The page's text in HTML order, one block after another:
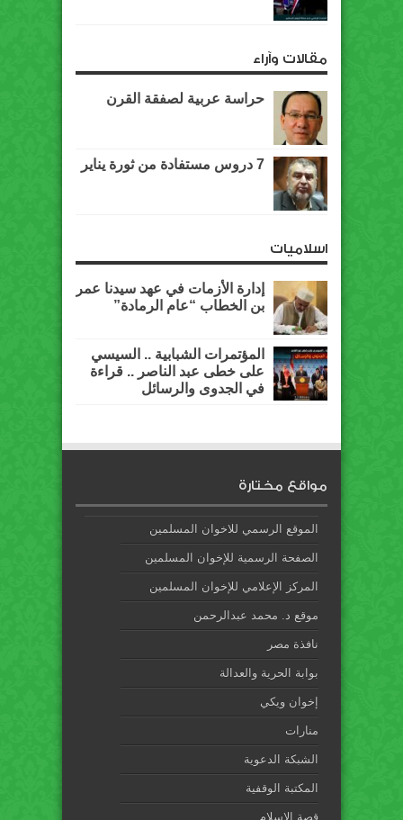
مقالات وآراء
حراسة عربية لصفقة القرن
7 دروس مستفادة من ثورة يناير
اسلاميات
إدارة الأزمات في عهد سيدنا عمر
بن الخطاب “عام الرمادة”
المؤتمرات الشبابية .. السيسي
على خطى عبد الناصر .. قراءة
في الجدوى والرسائل
مواقع مختارة
الموقع الرسمي للاخوان المسلمين
الصفحة الرسمية للإخوان المسلمين
المركز الإعلامي للإخوان المسلمين
موقع د. محمد عبدالرحمن
نافذة مصر
بوابة الحرية والعدالة
إخوان ويكي
منارات
الشبكة الدعوية
المكتبة الوقفية
قصة الإسلام